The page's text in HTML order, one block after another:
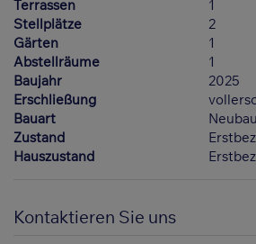
Terrassen
1
Stellplätze
2
Gärten
1
Abstellräume
1
Baujahr
2025
Erschließung
Bauart
Neubau
Zustand
Hauszustand
Kontaktieren Sie uns